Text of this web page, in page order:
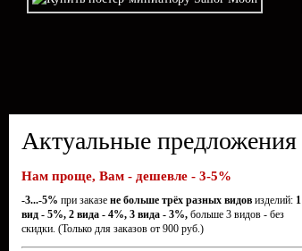
Актуальные предложения
Нам проще, Вам - дешевле - 3-5%
-3...-5% при заказе не больше трёх разных видов изделий: 1
вид - 5%, 2 вида - 4%, 3 вида - 3%, больше 3 видов - без
скидки. (Только для заказов от 900 руб.)